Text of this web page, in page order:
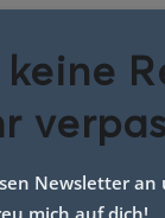
Newsletter an
mich auf dich!